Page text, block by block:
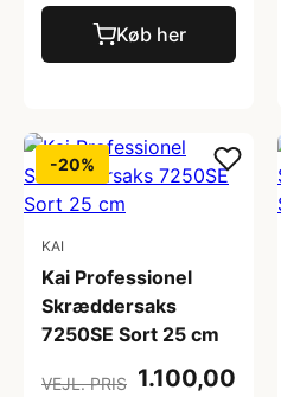
Køb her
-20%
KAI
Kai Professionel
Skræddersaks
7250SE Sort 25 cm
VEJL. PRIS 1.100,00